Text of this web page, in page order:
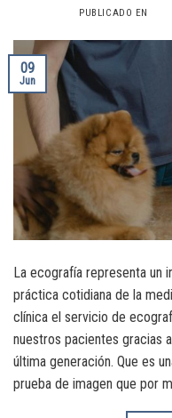
PUBLICADO EN
09
Jun
La ecografía representa un
práctica cotidiana de la
clínica el servicio de
nuestros pacientes gracias
última generación. Que es
prueba de imagen que por